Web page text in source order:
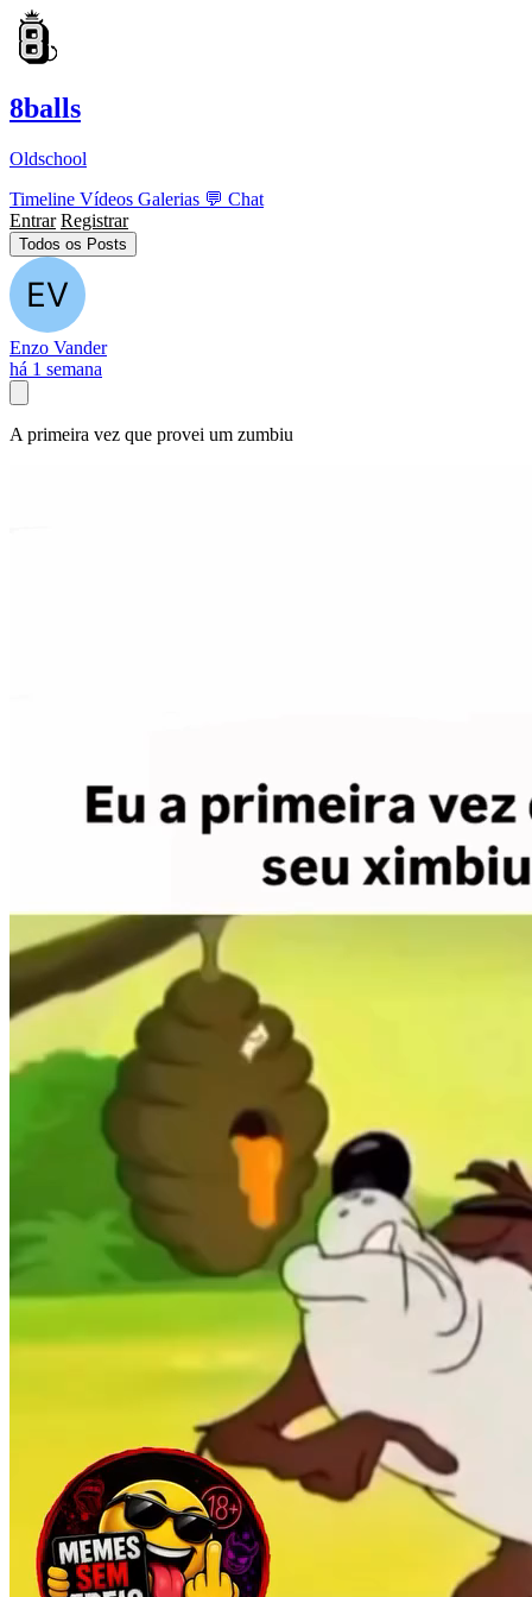
8balls
Oldschool
Timeline Vídeos Galerias 💬 Chat
Entrar Registrar
Todos os Posts
Enzo Vander
há 1 semana
A primeira vez que provei um zumbiu